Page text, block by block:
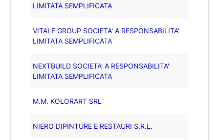
LIMITATA SEMPLIFICATA
VITALE GROUP SOCIETA' A RESPONSABILITA'
LIMITATA SEMPLIFICATA
NEXTBUILD SOCIETA' A RESPONSABILITA'
LIMITATA SEMPLIFICATA
M.M. KOLORART SRL
NIERO DIPINTURE E RESTAURI S.R.L.